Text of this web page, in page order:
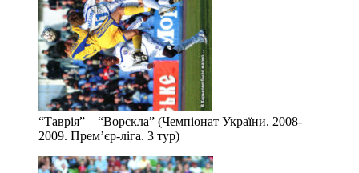
“Таврія” – “Ворскла” (Чемпіонат України. 2008-
2009. Прем’єр-ліга. 3 тур)